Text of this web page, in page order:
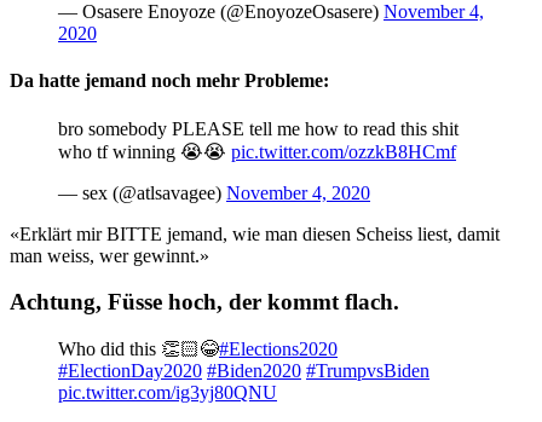
— Osasere Enoyoze (@EnoyozeOsasere) November 4,
2020
Da hatte jemand noch mehr Probleme:
bro somebody PLEASE tell me how to read this shit
who tf winning 😭😭 pic.twitter.com/ozzkB8HCmf
— sex (@atlsavagee) November 4, 2020
«Erklärt mir BITTE jemand, wie man diesen Scheiss liest, damit
man weiss, wer gewinnt.»
Achtung, Füsse hoch, der kommt flach.
Who did this 👏🏻😂#Elections2020
#ElectionDay2020 #Biden2020 #TrumpvsBiden
pic.twitter.com/ig3yj80QNU